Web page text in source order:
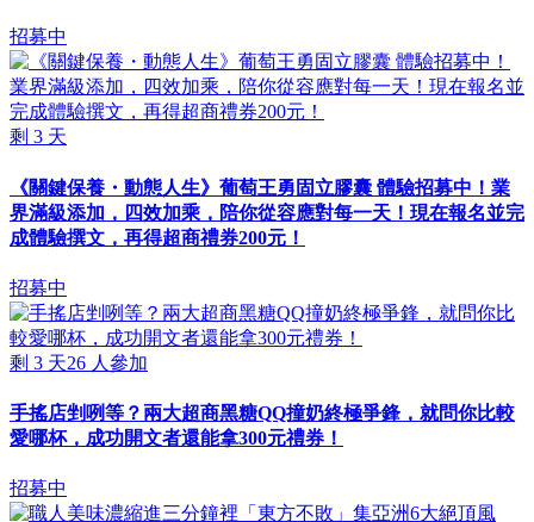
招募中
剩 3 天
《關鍵保養・動態人生》葡萄王勇固立膠囊 體驗招募中！業
界滿級添加，四效加乘，陪你從容應對每一天！現在報名並完
成體驗撰文，再得超商禮券200元！
招募中
剩 3 天26 人參加
手搖店剉咧等？兩大超商黑糖QQ撞奶終極爭鋒，就問你比較
愛哪杯，成功開文者還能拿300元禮券！
招募中